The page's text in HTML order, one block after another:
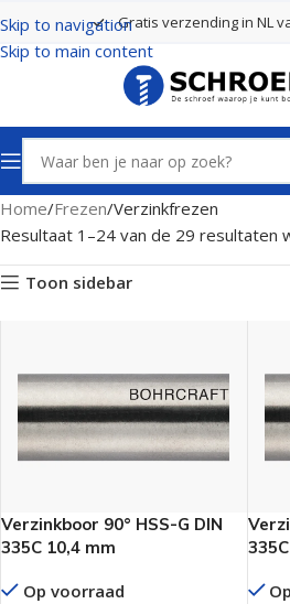
Skip to navigation
Skip to main content
Gratis verzending in NL
Home Frezen Verzinkfrezen
Resultaat 1–24 van de 29 resultaten
Toon sidebar
Verzinkboor 90° HSS-G DIN
335C 10,4 mm
Op voorraad